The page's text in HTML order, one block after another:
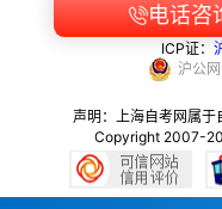
电话咨
ICP证：
沪公
声明：上海自考网属于
Copyright 2007-